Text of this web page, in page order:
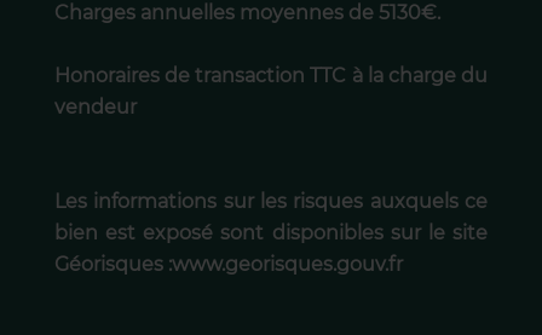
Charges annuelles moyennes de 5130€.
Honoraires de transaction TTC à la charge du
vendeur
Les informations sur les risques auxquels ce
bien est exposé sont disponibles sur le site
Géorisques :www.georisques.gouv.fr